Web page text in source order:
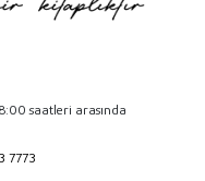
saatleri arasında
7773